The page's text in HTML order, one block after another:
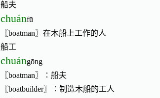
船夫
chuánfū
〖boatman〗在木船上工作的人
船工
chuángōng
〖boatman〗∶船夫
〖boatbuilder〗∶制造木船的工人